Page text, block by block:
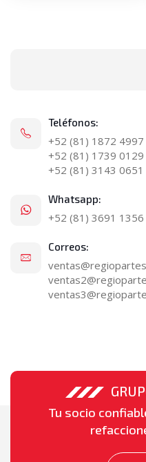
Teléfonos:
+52 (81) 1872 4997
+52 (81) 1739 0129
+52 (81) 3143 0651
Whatsapp:
+52 (81) 3691 1356
Correos:
Tu socio